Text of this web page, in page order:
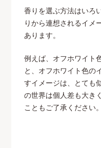
香りを選ぶ方法はいろ
りから連想されるイメ
あります。
例えば、オフホワイト
と、オフホワイト色の
すイメージは、とても
の世界は個人差も大き
こともご了承ください。